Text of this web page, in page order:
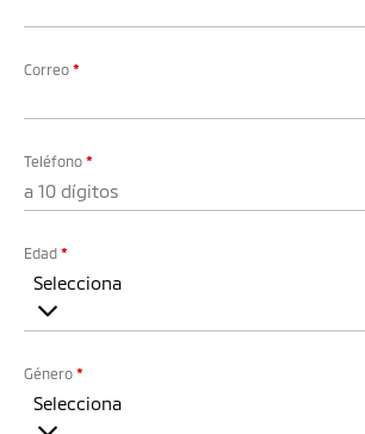
Correo *
Teléfono *
Edad *
Selecciona
Género *
Selecciona